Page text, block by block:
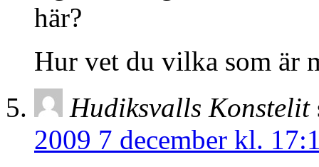
här?
Hur vet du vilka som är
Hudiksvalls Konstelit
2009 7 december kl.